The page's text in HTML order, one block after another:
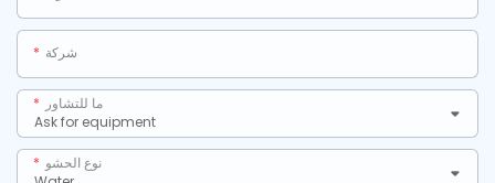
شركة
ما للتشاور
نوع الحشو